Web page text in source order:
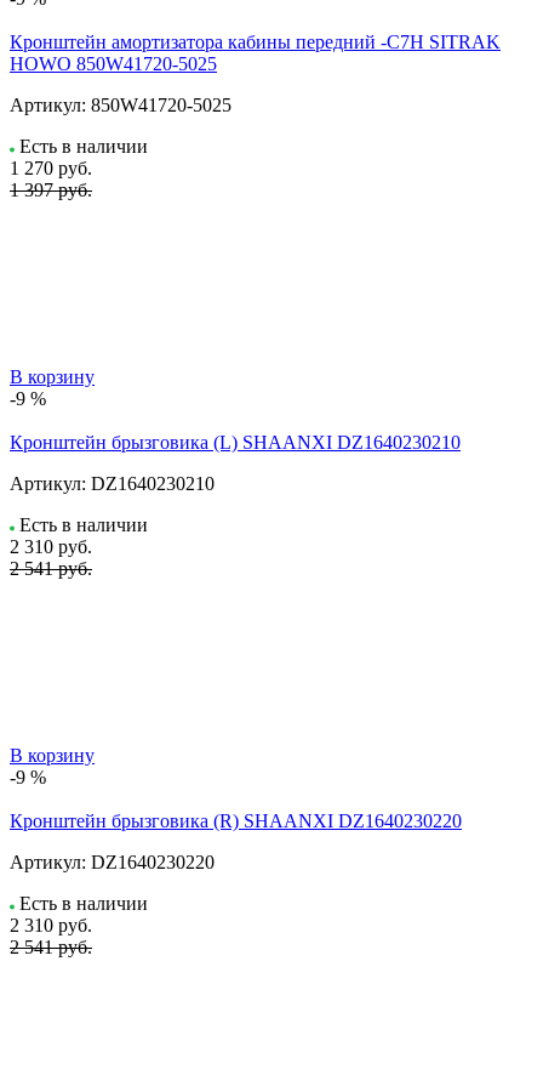
Кронштейн амортизатора кабины передний -C7H SITRAK
HOWO 850W41720-5025
Артикул: 850W41720-5025
Есть в наличии
1 270 руб.
1 397 руб.
В корзину
-9 %
Кронштейн брызговика (L) SHAANXI DZ1640230210
Артикул: DZ1640230210
Есть в наличии
2 310 руб.
2 541 руб.
В корзину
-9 %
Кронштейн брызговика (R) SHAANXI DZ1640230220
Артикул: DZ1640230220
Есть в наличии
2 310 руб.
2 541 руб.